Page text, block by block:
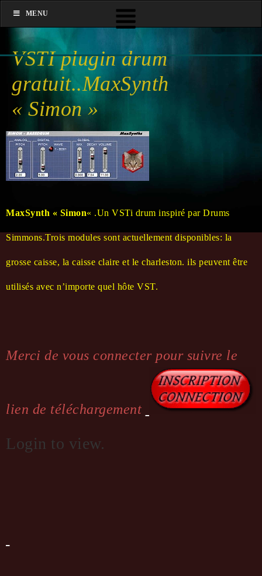
VSTI plugin drum
gratuit..MaxSynth
« Simon »
MaxSynth « Simon« .Un VSTi drum inspiré par Drums
Simmons.Trois modules sont actuellement disponibles: la
grosse caisse, la caisse claire et le charleston. ils peuvent être
utilisés avec n’importe quel hôte VST.
Merci de vous connecter pour suivre le
lien de téléchargement
Login to view.
MENU